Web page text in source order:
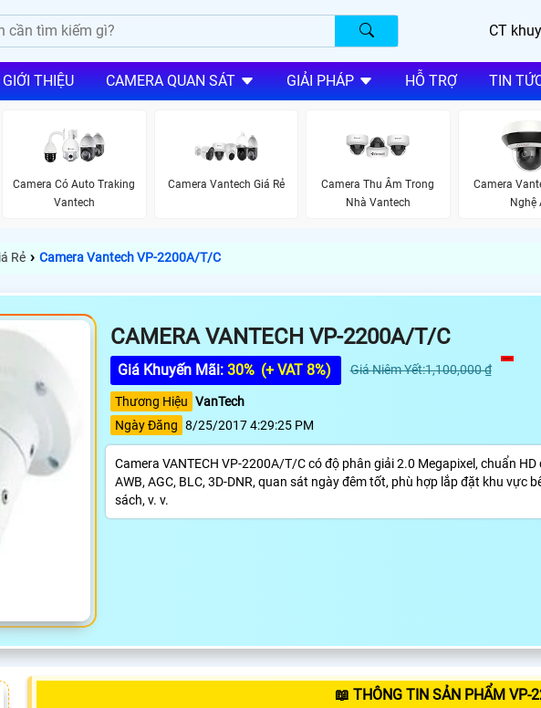
CT
GIỚI THIỆU CAMERA QUAN SÁT GIẢI PHÁP HỖ TRỢ TIN
Camera Có Auto Traking
Vantech
Camera Vantech Giá Rẻ
Camera Thu Âm Trong
Nhà Vantech
Camera
Nghệ
Rẻ › Camera Vantech VP-2200A/T/C
CAMERA VANTECH VP-2200A/T/C
Giá Khuyến Mãi: 30% (+ VAT 8%) Giá Niêm Yết:1,100,000 ₫
Thương Hiệu VanTech
Ngày Đăng 8/25/2017 4:29:25 PM
Camera VANTECH VP-2200A/T/C có độ phân giải 2.0 Megapixel, chuẩn
AWB, AGC, BLC, 3D-DNR, quan sát ngày đêm tốt, phù hợp lắp đặt khu vực
sách, v. v.
📖 THÔNG TIN SẢN PHẨM VP-